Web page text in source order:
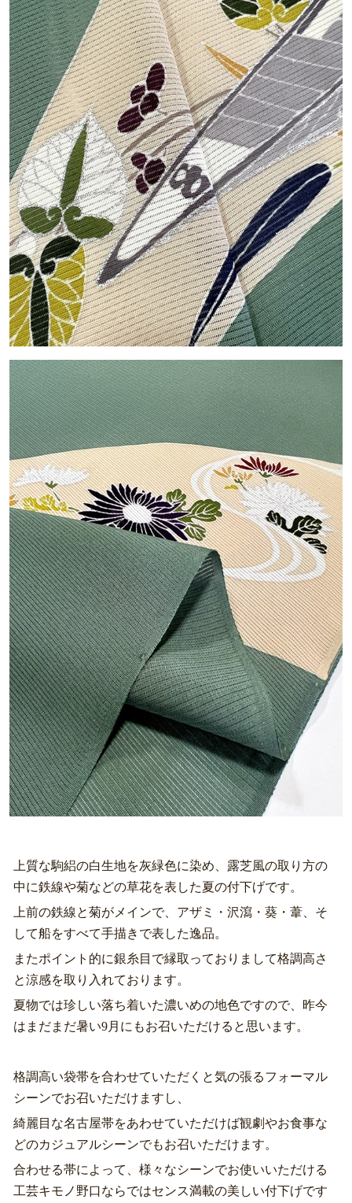
上質な駒絽の白生地を灰緑色に染め、露芝風の取り方の
中に鉄線や菊などの草花を表した夏の付下げです。
上前の鉄線と菊がメインで、アザミ・沢瀉・葵・葦、そ
して船をすべて手描きで表した逸品。
またポイント的に銀糸目で縁取っておりまして格調高さ
と涼感を取り入れております。
夏物では珍しい落ち着いた濃いめの地色ですので、昨今
はまだまだ暑い9月にもお召いただけると思います。
格調高い袋帯を合わせていただくと気の張るフォーマル
シーンでお召いただけますし、
綺麗目な名古屋帯をあわせていただけば観劇やお食事な
どのカジュアルシーンでもお召いただけます。
合わせる帯によって、様々なシーンでお使いいただける
工芸キモノ野口ならではセンス満載の美しい付下げです